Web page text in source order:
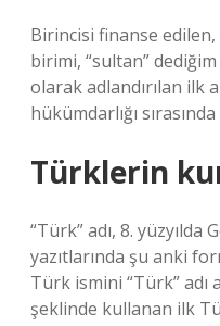
Birincisi finanse edilen,
birimi, “sultan”
olarak adlandırılan ilk
hükümdarlığı
Türklerin
“Türk” adı, 8.
yazıtlarında şu anki
Türk ismini “Türk” adı
şeklinde kullanan ilk